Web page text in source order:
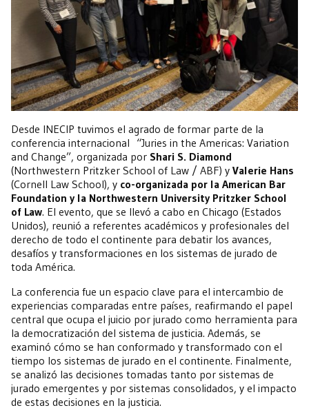
Desde INECIP tuvimos el agrado de formar parte de la
conferencia internacional “Juries in the Americas: Variation
and Change”, organizada por Shari S. Diamond
(Northwestern Pritzker School of Law / ABF) y Valerie Hans
(Cornell Law School), y co-organizada por la American Bar
Foundation y la Northwestern University Pritzker School
of Law. El evento, que se llevó a cabo en Chicago (Estados
Unidos), reunió a referentes académicos y profesionales del
derecho de todo el continente para debatir los avances,
desafíos y transformaciones en los sistemas de jurado de
toda América.
La conferencia fue un espacio clave para el intercambio de
experiencias comparadas entre países, reafirmando el papel
central que ocupa el juicio por jurado como herramienta para
la democratización del sistema de justicia. Además, se
examinó cómo se han conformado y transformado con el
tiempo los sistemas de jurado en el continente. Finalmente,
se analizó las decisiones tomadas tanto por sistemas de
jurado emergentes y por sistemas consolidados, y el impacto
de estas decisiones en la justicia.